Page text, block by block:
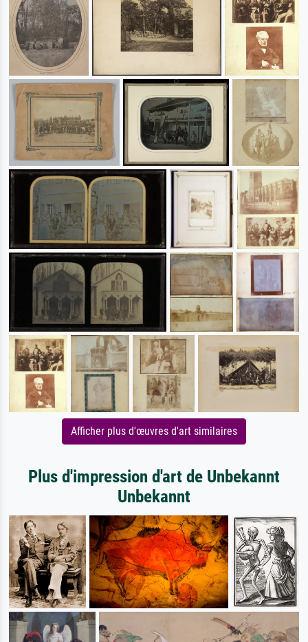
Afficher plus d'œuvres d'art similaires
Plus d'impression d'art de Unbekannt
Unbekannt